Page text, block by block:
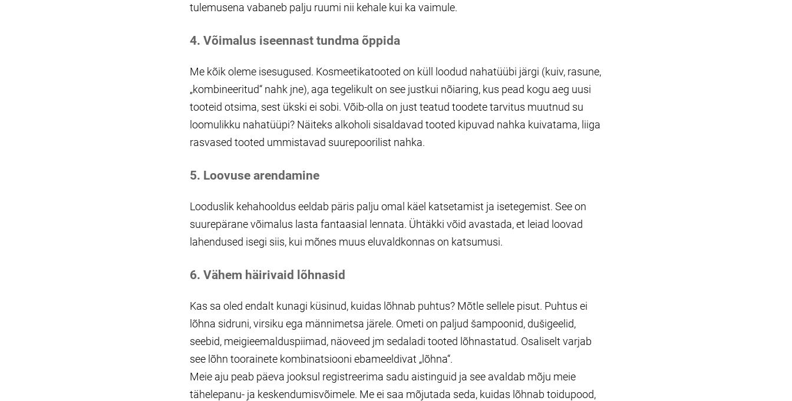
tulemusena vabaneb palju ruumi nii kehale kui ka vaimule.
4. Võimalus iseennast tundma õppida
Me kõik oleme isesugused. Kosmeetikatooted on küll loodud nahatüübi järgi (kuiv, rasune,
„kombineeritud“ nahk jne), aga tegelikult on see justkui nõiaring, kus pead kogu aeg uusi
tooteid otsima, sest ükski ei sobi. Võib-olla on just teatud toodete tarvitus muutnud su
loomulikku nahatüüpi? Näiteks alkoholi sisaldavad tooted kipuvad nahka kuivatama, liiga
rasvased tooted ummistavad suurepoorilist nahka.
5. Loovuse arendamine
Looduslik kehahooldus eeldab päris palju omal käel katsetamist ja isetegemist. See on
suurepärane võimalus lasta fantaasial lennata. Ühtäkki võid avastada, et leiad loovad
lahendused isegi siis, kui mõnes muus eluvaldkonnas on katsumusi.
6. Vähem häirivaid lõhnasid
Kas sa oled endalt kunagi küsinud, kuidas lõhnab puhtus? Mõtle sellele pisut. Puhtus ei
lõhna sidruni, virsiku ega männimetsa järele. Ometi on paljud šampoonid, dušigeelid,
seebid, meigieemalduspiimad, näoveed jm sedaladi tooted lõhnastatud. Osaliselt varjab
see lõhn toorainete kombinatsiooni ebameeldivat „lõhna“.
Meie aju peab päeva jooksul registreerima sadu aistinguid ja see avaldab mõju meie
tähelepanu- ja keskendumisvõimele. Me ei saa mõjutada seda, kuidas lõhnab toidupood,